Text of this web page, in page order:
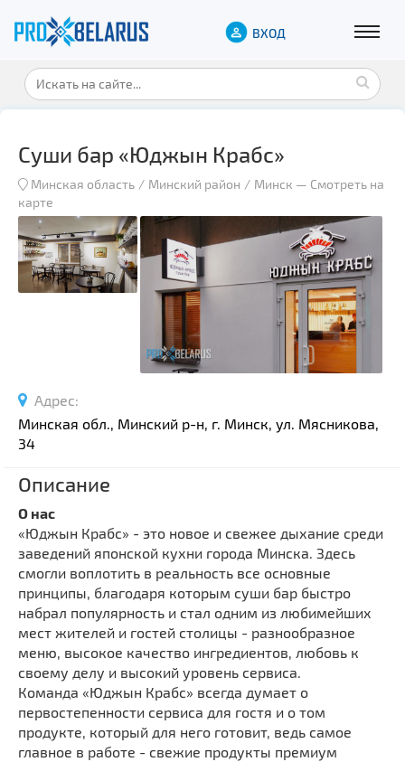
ВХОД
Суши бар «Юджын Крабс»
Минская область Минский район Минск — Смотреть на
карте
Адрес:
Минская обл., Минский р-н, г. Минск, ул. Мясникова,
34
Описание
О нас
«Юджын Крабс» - это новое и свежее дыхание среди
заведений японской кухни города Минска. Здесь
смогли воплотить в реальность все основные
принципы, благодаря которым суши бар быстро
набрал популярность и стал одним из любимейших
мест жителей и гостей столицы - разнообразное
меню, высокое качество ингредиентов, любовь к
своему делу и высокий уровень сервиса.
Команда «Юджын Крабс» всегда думает о
первостепенности сервиса для гостя и о том
продукте, который для него готовит, ведь самое
главное в работе - свежие продукты премиум